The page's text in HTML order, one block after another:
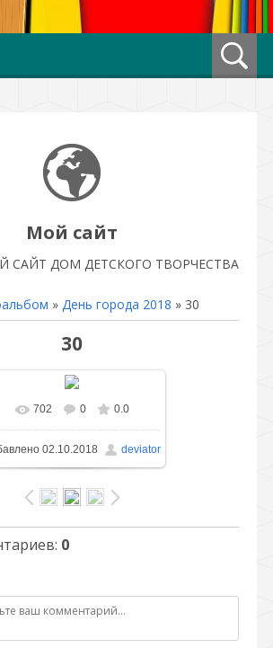
Мой сайт
САЙТ ДОМ ДЕТСКОГО ТВОРЧЕСТВА
» День города 2018 » 30
30
В реальном размере
855x603/ 262.8Kb
702 0 0.0
02.10.2018 deviator
: 0